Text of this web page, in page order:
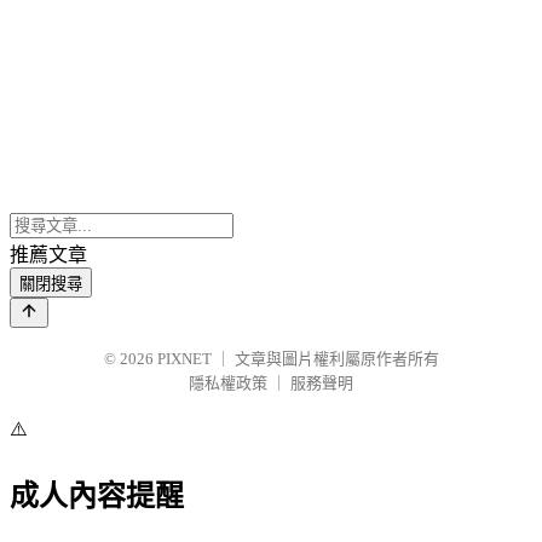
推薦文章
關閉搜尋
© 2026 PIXNET
文章與圖片權利屬原作者所有
隱私權政策
服務聲明
⚠️
成人內容提醒